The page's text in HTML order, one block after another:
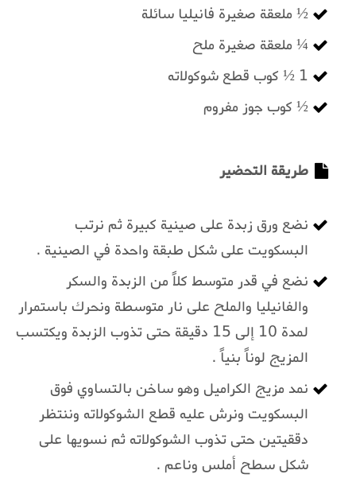
½ ملعقة صغيرة فانيليا سائلة
¼ ملعقة صغيرة ملح
1 ½ كوب قطع شوكولاته
½ كوب جوز مفروم
طريقة التحضير
نضع ورق زبدة على صينية كبيرة ثم نرتب
البسكويت على شكل طبقة واحدة في الصينية .
نضع في قدر متوسط كلاً من الزبدة والسكر
والفانيليا والملح على نار متوسطة ونحرك باستمرار
لمدة 10 إلى 15 دقيقة حتى تذوب الزبدة ويكتسب
المزيج لوناً بنياً .
نمد مزيج الكراميل وهو ساخن بالتساوي فوق
البسكويت ونرش عليه قطع الشوكولاته وننتظر
دققيتين حتى تذوب الشوكولاته ثم نسويها على
شكل سطح أملس وناعم .